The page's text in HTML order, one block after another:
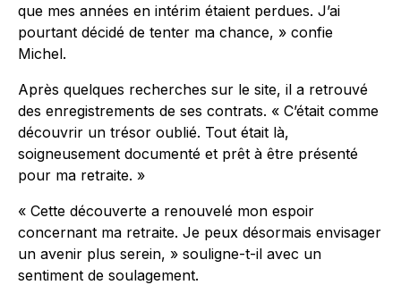
que mes années en intérim étaient perdues. J’ai
pourtant décidé de tenter ma chance, » confie
Michel.
Après quelques recherches sur le site, il a retrouvé
des enregistrements de ses contrats. « C’était comme
découvrir un trésor oublié. Tout était là,
soigneusement documenté et prêt à être présenté
pour ma retraite. »
« Cette découverte a renouvelé mon espoir
concernant ma retraite. Je peux désormais envisager
un avenir plus serein, » souligne-t-il avec un
sentiment de soulagement.